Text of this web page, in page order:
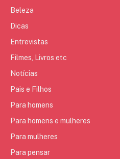
Beleza
Dicas
Entrevistas
Filmes, Livros etc
Notícias
Pais e Filhos
Para homens
Para homens e mulheres
Para mulheres
Para pensar